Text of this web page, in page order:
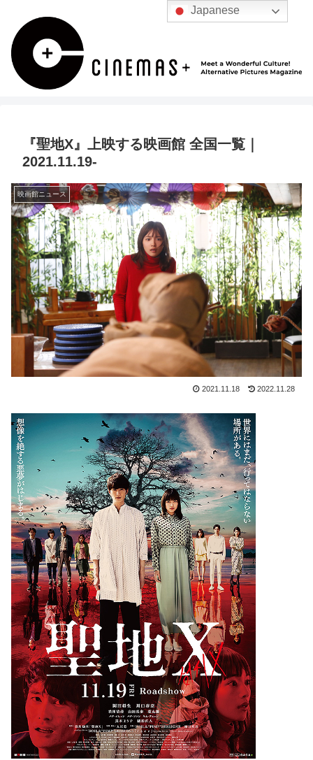
『聖地X』上映する映画館 全国一覧｜
2021.11.19-
映画館ニュース
2021.11.18 2022.11.28
Japanese